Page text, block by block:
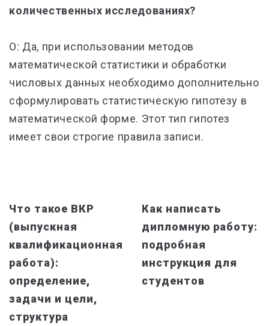
количественных исследованиях?
О: Да, при использовании методов
математической статистики и обработки
числовых данных необходимо дополнительно
сформулировать статистическую гипотезу в
математической форме. Этот тип гипотез
имеет свои строгие правила записи.
Что такое ВКР
(выпускная
квалификационная
работа):
определение,
задачи и цели,
структура
Как написать
дипломную работу:
подробная
инструкция для
студентов